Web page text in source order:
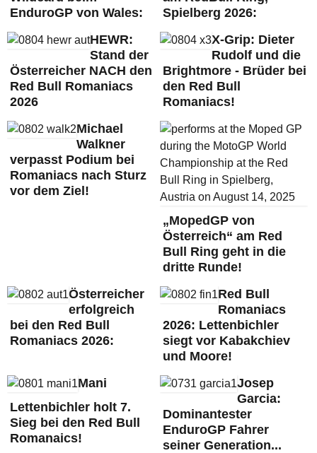
EnduroGP von Wales:
Spielberg 2026:
HEWR:
Stand der
Österreicher NACH den
Red Bull Romaniacs
2026
X-Grip: Dieter
Rudolf und die
Brightmore - Brüder bei
den Red Bull
Romaniacs!
Michael
Walkner
verpasst Podium bei
Romaniacs nach Sturz
vor dem Ziel!
„MopedGP von
Österreich“ am Red
Bull Ring geht in die
dritte Runde!
Österreicher
erfolgreich
bei den Red Bull
Romaniacs 2026:
Red Bull
Romaniacs
2026: Lettenbichler
siegt vor Kabakchiev
und Moore!
Mani
Lettenbichler holt 7.
Sieg bei den Red Bull
Romanaics!
Josep
Garcia:
Dominantester
EnduroGP Fahrer
seiner Generation...